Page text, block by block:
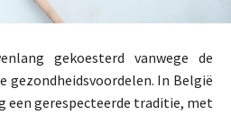
gekoesterd vanwege de
gezondheidsvoordelen. In België
een gerespecteerde traditie, met